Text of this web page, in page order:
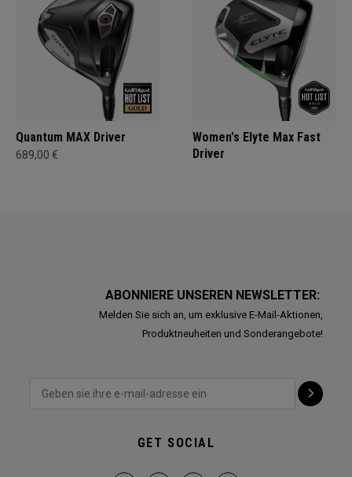
Quantum MAX Driver
689,00 €
Women's Elyte Max Fast
Driver
ABONNIERE UNSEREN NEWSLETTER:
Melden Sie sich an, um exklusive E-Mail-Aktionen,
Produktneuheiten und Sonderangebote!
GET SOCIAL